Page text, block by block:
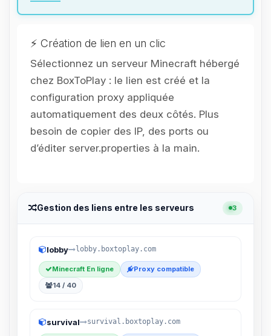
⚡ Création de lien en un clic
Sélectionnez un serveur Minecraft hébergé
chez BoxToPlay : le lien est créé et la
configuration proxy appliquée
automatiquement des deux côtés. Plus
besoin de copier des IP, des ports ou
d’éditer server.properties à la main.
Gestion des liens entre les serveurs 3
lobby lobby.boxtoplay.com
Minecraft En ligne
Proxy compatible
14 / 40
survival survival.boxtoplay.com
assistant BoxToPlay. Dis-moi ce dont
petits circuits pour t’aider.